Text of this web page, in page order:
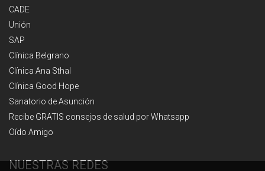
CADE
Unión
SAP
Clínica Belgrano
Clínica Ana Sthal
Clínica Good Hope
Sanatorio de Asunción
Recibe GRATIS consejos de salud por Whatsapp
Oído Amigo
NUESTRAS REDES